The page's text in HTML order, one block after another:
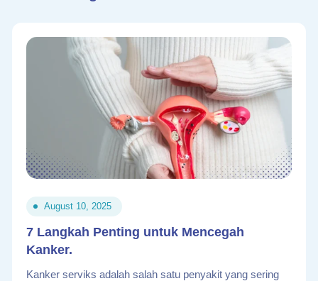
August 10, 2025
7 Langkah Penting untuk Mencegah
Kanker.
Kanker serviks adalah salah satu penyakit yang sering